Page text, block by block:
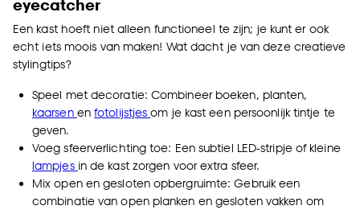
eyecatcher
Een kast hoeft niet alleen functioneel te zijn; je kunt er ook
echt iets moois van maken! Wat dacht je van deze creatieve
stylingtips?
Speel met decoratie: Combineer boeken, planten,
kaarsen enfotolijstjesom je kast een persoonlijk tintje te
geven.
Voeg sfeerverlichting toe: Een subtiel LED-stripje of kleine
lampjes in de kast zorgen voor extra sfeer.
Mix open en gesloten opbergruimte: Gebruik een
combinatie van open planken en gesloten vakken om